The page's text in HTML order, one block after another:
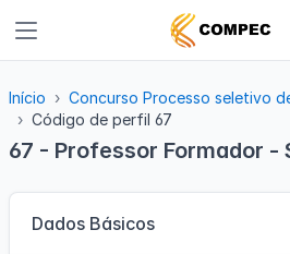
Início
Concurso Processo seletivo
Código de perfil 67
67 - Professor Formador -
Dados Básicos